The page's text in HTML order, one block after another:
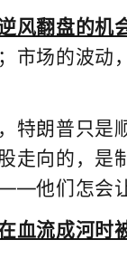
风翻盘的机
市场的波动
特朗普只是
走向的，是
他们怎会
血流成河时